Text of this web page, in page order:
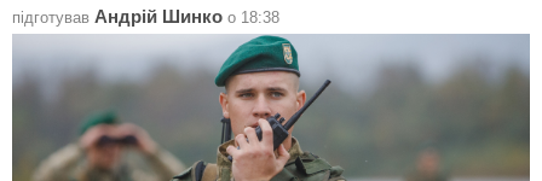
підготував Андрій Шинко о 18:38